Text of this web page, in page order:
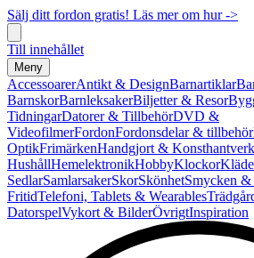
Sälj ditt fordon gratis! Läs mer om hur ->
Till innehållet
Meny
AccessoarerAntikt & DesignBarnartiklar
BarnskorBarnleksakerBiljetter & Resor
TidningarDatorer & TillbehörDVD &
VideofilmerFordonFordonsdelar & tillbehör
OptikFrimärkenHandgjort & Konsthantverk
HushållHemelektronikHobbyKlockor
SedlarSamlarsakerSkorSkönhetSmycken
FritidTelefoni, Tablets & Wearables
DatorspelVykort & BilderÖvrigtInspiration